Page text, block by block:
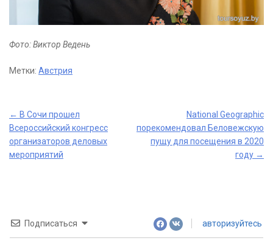
Фото: Виктор Ведень
Метки: Австрия
Post
navigation
← В Сочи прошел
Всероссийский конгресс
организаторов деловых
мероприятий
National Geographic
порекомендовал Беловежскую
пущу для посещения в 2020
году →
Подписаться авторизуйтесь